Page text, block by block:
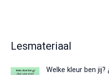
Lesmateriaal
Welke kleur ben